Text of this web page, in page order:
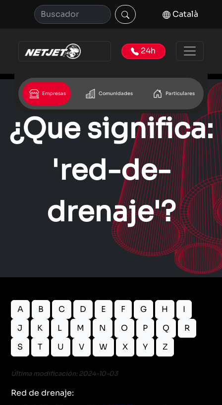
Català
24h
Empresas Comunidades Particulares
¿Que significa:
'red-de-
drenaje'?
A B C D E F G H
I
J
K L M N O P Q
R
S
T U V W X Y Z
Última modificación: 2024-10-03
Red de drenaje: